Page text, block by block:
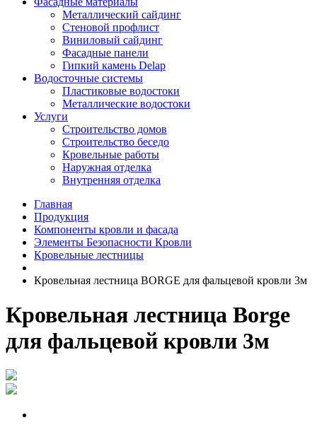
Металлический сайдинг
Стеновой профлист
Виниловый сайдинг
Фасадные панели
Гипкий камень Delap
Водосточные системы
Пластиковые водостоки
Металлические водостоки
Услуги
Строительство домов
Строительство беседо
Кровельные работы
Наружная отделка
Внутренняя отделка
Главная
Продукция
Компоненты кровли и фасада
Элементы Безопасности Кровли
Кровельные лестницы
Кровельная лестница BORGE для фальцевой кровли 3м
Кровельная лестница Borge
для фальцевой кровли 3м